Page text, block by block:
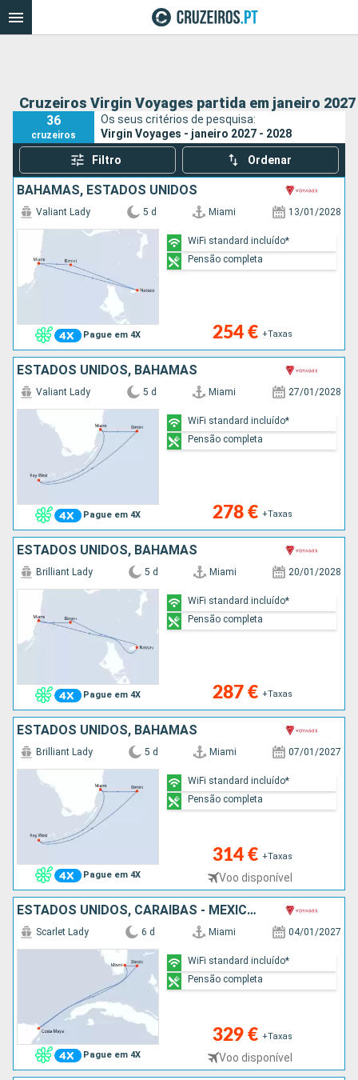
Cruzeiros Virgin Voyages partida em janeiro 2027
36
cruzeiros
Os seus critérios de pesquisa:
Virgin Voyages - janeiro 2027 - 2028
Filtro Ordenar
BAHAMAS, ESTADOS UNIDOS
Pague em 4X
Valiant Lady 5 d Miami 13/01/2028
254 € +Taxas
WiFi standard incluído*
Pensão completa
ESTADOS UNIDOS, BAHAMAS
Pague em 4X
Valiant Lady 5 d Miami 27/01/2028
278 € +Taxas
WiFi standard incluído*
Pensão completa
ESTADOS UNIDOS, BAHAMAS
Pague em 4X
Brilliant Lady 5 d Miami 20/01/2028
287 € +Taxas
WiFi standard incluído*
Pensão completa
ESTADOS UNIDOS, BAHAMAS
Pague em 4X
Brilliant Lady 5 d Miami 07/01/2027
314 € +Taxas
Voo disponível
WiFi standard incluído*
Pensão completa
ESTADOS UNIDOS, CARAIBAS - MEXICO, BAHAMAS
Pague em 4X
Scarlet Lady 6 d Miami 04/01/2027
329 € +Taxas
Voo disponível
WiFi standard incluído*
Pensão completa